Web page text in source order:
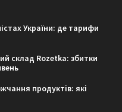
України: де тарифи
склад Rozetka: збитки
продуктів: які